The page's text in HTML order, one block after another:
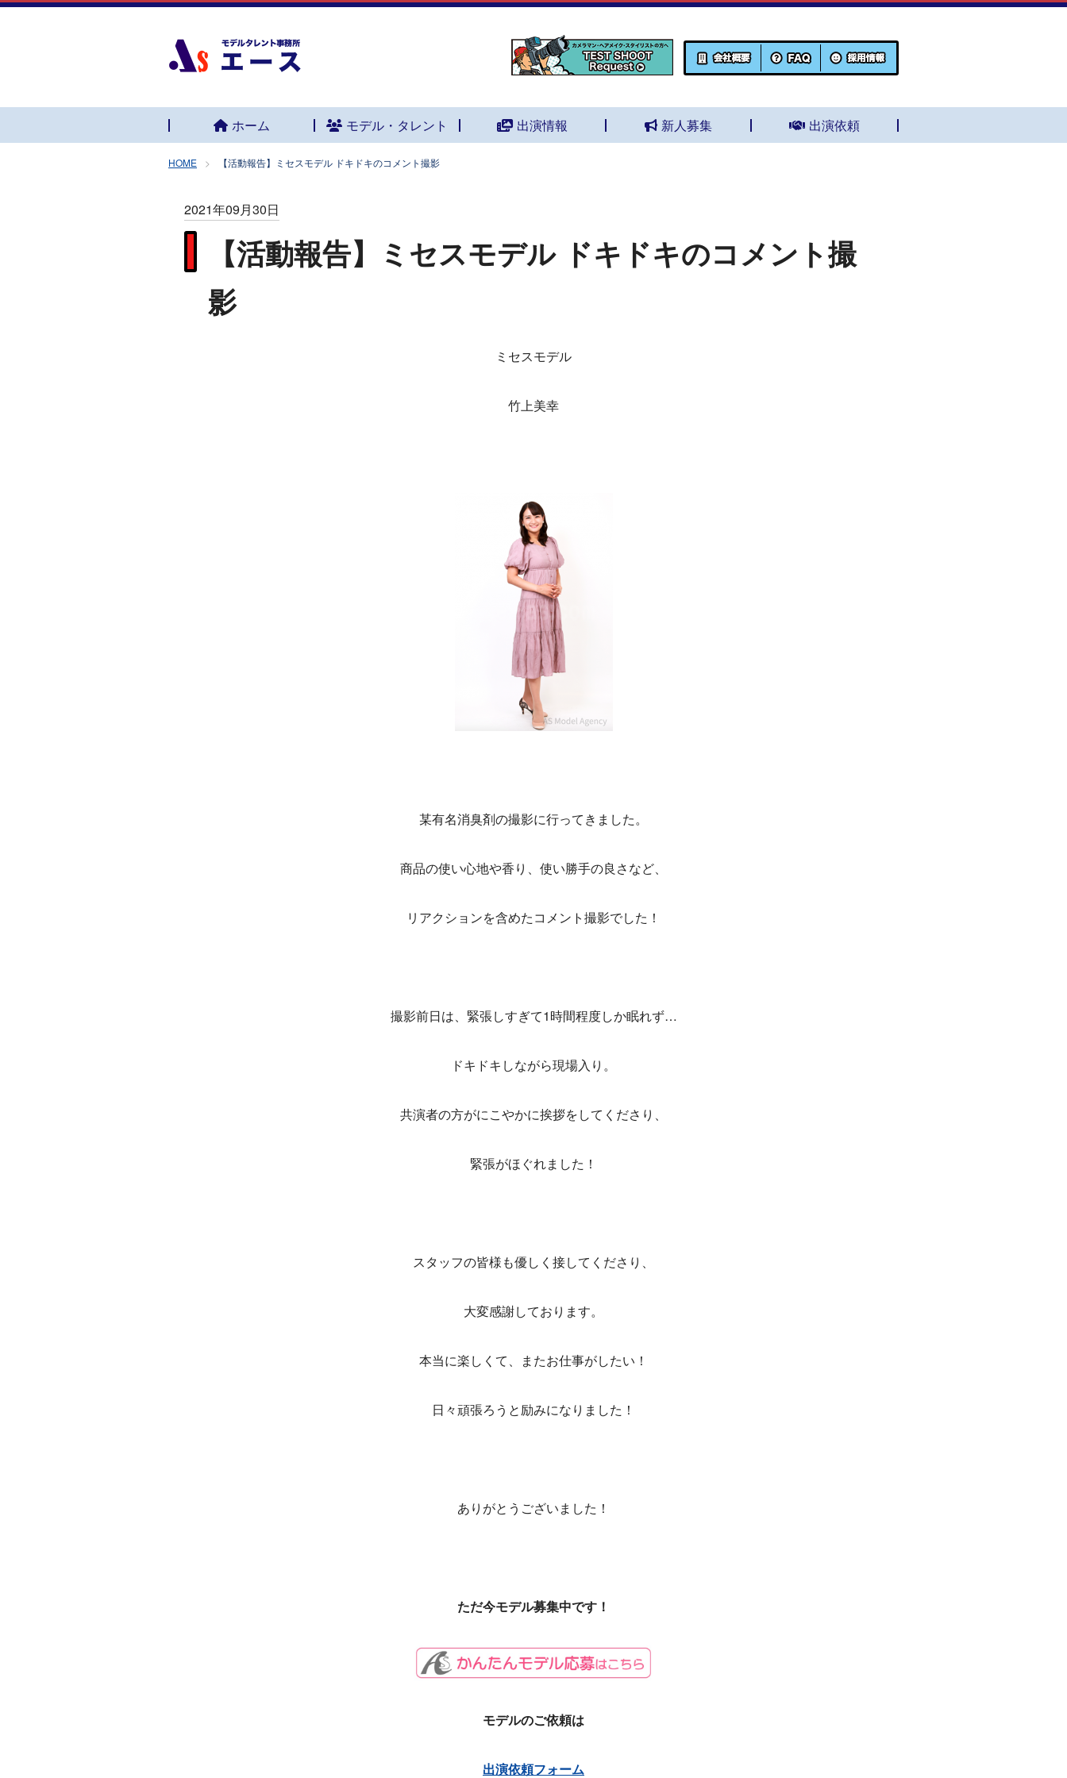
ホーム モデル・タレント 出演情報 新人募集 出演依頼
HOME 【活動報告】ミセスモデル ドキドキのコメント撮影
2021年09月30日
【活動報告】ミセスモデル ドキドキのコメント撮
影
ミセスモデル
竹上美幸
某有名消臭剤の撮影に行ってきました。
商品の使い心地や香り、使い勝手の良さなど、
リアクションを含めたコメント撮影でした！
撮影前日は、緊張しすぎて1時間程度しか眠れず…
ドキドキしながら現場入り。
共演者の方がにこやかに挨拶をしてくださり、
緊張がほぐれました！
スタッフの皆様も優しく接してくださり、
大変感謝しております。
本当に楽しくて、またお仕事がしたい！
日々頑張ろうと励みになりました！
ありがとうございました！
ただ今モデル募集中です！
モデルのご依頼は
出演依頼フォーム